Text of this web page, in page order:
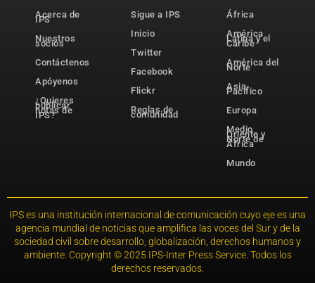
Acerca de
IPS
Nuestros
socios
Contáctenos
Apóyenos
¿Quieres
publicar
notas de
IPS?
Sigue a IPS
Inicio
Twitter
Facebook
Flickr
Reglas de
comunidad
África
América
Latina y el
Caribe
América del
Norte
Asia-
Pacífico
Europa
Medio
Oriente y
Norte de
África
Mundo
IPS es una institución internacional de comunicación cuyo eje es una
agencia mundial de noticias que amplifica las voces del Sur y de la
sociedad civil sobre desarrollo, globalización, derechos humanos y
ambiente. Copyright © 2025 IPS-Inter Press Service. Todos los
derechos reservados.